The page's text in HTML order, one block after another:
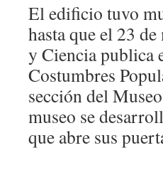
El edificio tuvo
hasta que el 23
y Ciencia publica
Costumbres
sección del
museo se
que abre sus